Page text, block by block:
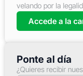
velando por la
Accede a la
Ponte al día
¿Quieres recibir